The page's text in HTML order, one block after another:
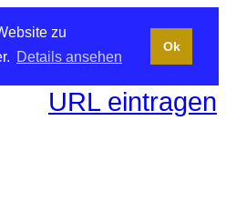
zu
Details ansehen
Ok
URL eintragen